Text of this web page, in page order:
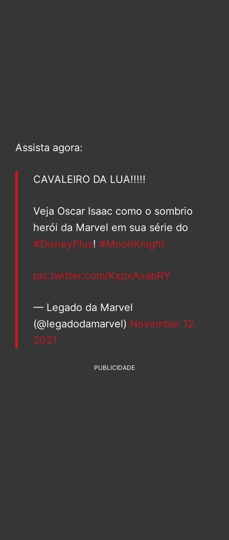
Assista agora:
CAVALEIRO DA LUA!!!!!
Veja Oscar Isaac como o sombrio
herói da Marvel em sua série do
#DisneyPlus! #MoonKnight
pic.twitter.com/KxpxAxabRY
— Legado da Marvel
(@legadodamarvel) November 12,
2021
PUBLICIDADE